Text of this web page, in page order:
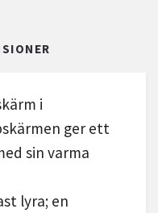
i
ger ett
sin varma
lyra; en